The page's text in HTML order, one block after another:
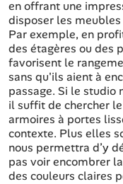
en offrant une
disposer les
Par exemple, en
des étagères ou des
favorisent le
sans qu'ils aient à
passage. Si le studio
il suffit de chercher
armoires à portes
contexte. Plus elles
nous permettra d’y
pas voir encombrer
des couleurs claires